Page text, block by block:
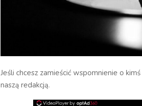
Jeśli chcesz zamieścić wspomnienie o
naszą redakcją.